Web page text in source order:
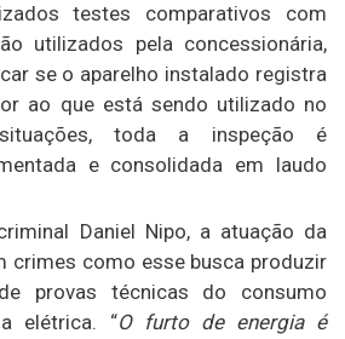
testes comparativos com
utilizados pela concessionária,
se o aparelho instalado registra
ao que está sendo utilizado no
toda a inspeção é
e consolidada em laudo
Daniel Nipo, a atuação da
crimes como esse busca produzir
provas técnicas do consumo
elétrica. “O furto de energia é